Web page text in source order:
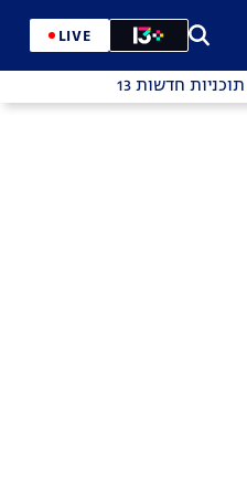
LIVE
תוכניות חדשות 13